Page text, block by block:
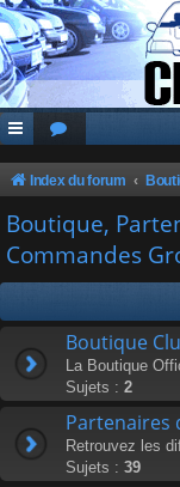
Index du forum
Boutique,
Commandes
Boutique
La Boutique
Sujets : 2
Partenaires
Retrouvez les
Sujets : 39